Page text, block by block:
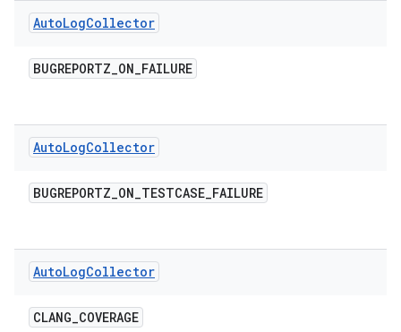
AutoLogCollector
BUGREPORTZ_ON_FAILURE
AutoLogCollector
BUGREPORTZ_ON_TESTCASE_FAILURE
AutoLogCollector
CLANG_COVERAGE